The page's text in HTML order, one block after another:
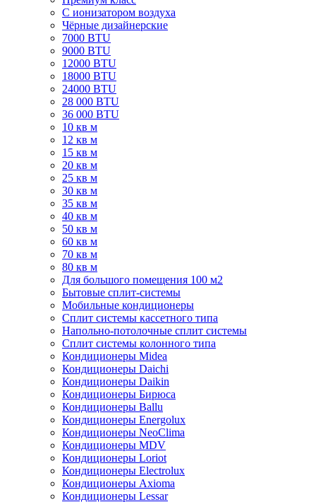
C ионизатором воздуха
Чёрные дизайнерские
7000 BTU
9000 BTU
12000 BTU
18000 BTU
24000 BTU
28 000 BTU
36 000 BTU
10 кв м
12 кв м
15 кв м
20 кв м
25 кв м
30 кв м
35 кв м
40 кв м
50 кв м
60 кв м
70 кв м
80 кв м
Для большого помещения 100 м2
Бытовые сплит-системы
Мобильные кондиционеры
Сплит системы кассетного типа
Напольно-потолочные сплит системы
Сплит системы колонного типа
Кондиционеры Midea
Кондиционеры Daichi
Кондиционеры Daikin
Кондиционеры Бирюса
Кондиционеры Ballu
Кондиционеры Energolux
Кондиционеры NeoClima
Кондиционеры MDV
Кондиционеры Loriot
Кондиционеры Electrolux
Кондиционеры Axioma
Кондиционеры Lessar